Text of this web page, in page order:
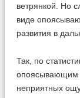
ветрянкой. Но
виде
развития в
Так, по
опоясывающим
неприятных